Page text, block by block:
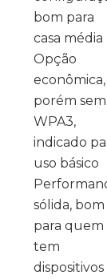
bom para
casa média
Opção
econômica,
porém sem
WPA3,
indicado
uso básico
sólida, bom
para quem
tem
dispositivos